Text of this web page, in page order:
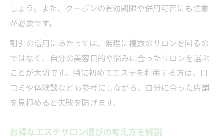
エステ割引チケットの賢い入手方法
チケット利用でエステをお得に体験
エステ割引チケット活用の注意点
サロン選びでチケットを役立てる方法
割引チケットとクーポンの違いを知ろう
クーポンサイト活用で高品質エステ体験を実現
エステクーポンサイトの賢い使い方ガイド
高品質エステがお得になるサイト活用術
しょう。また、クーポンの有効期限や併用可否にも注意
が必要です。
割引の活用にあたっては、無理に複数のサロンを回るの
ではなく、自分の美容目的や悩みに合ったサロンを選ぶ
ことが大切です。特に初めてエステを利用する方は、口
コミや体験談なども参考にしながら、自分に合った店舗
を見極めると失敗を防げます。
お得なエステサロン選びの考え方を解説